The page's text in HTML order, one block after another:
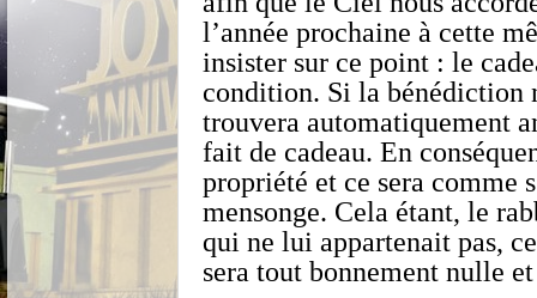
l’année prochaine à cette
insister sur ce point : le
condition. Si la bénédiction
trouvera automatiquement
fait de cadeau. En
propriété et ce sera comme
mensonge. Cela étant, le
qui ne lui appartenait pas,
sera tout bonnement nulle